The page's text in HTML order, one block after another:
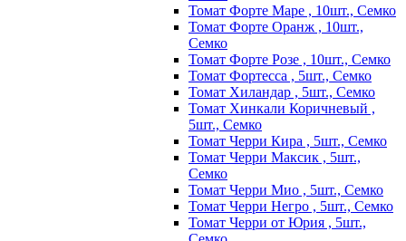
Томат Форте Маре , 10шт., Семко
Томат Форте Оранж , 10шт.,
Семко
Томат Форте Розе , 10шт., Семко
Томат Фортесса , 5шт., Семко
Томат Хиландар , 5шт., Семко
Томат Хинкали Коричневый ,
5шт., Семко
Томат Черри Кира , 5шт., Семко
Томат Черри Максик , 5шт.,
Семко
Томат Черри Мио , 5шт., Семко
Томат Черри Негро , 5шт., Семко
Томат Черри от Юрия , 5шт.,